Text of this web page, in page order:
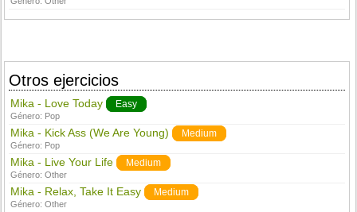
Otros ejercicios
Mika - Love Today Easy
Género: Pop
Mika - Kick Ass (We Are Young) Medium
Género: Pop
Mika - Live Your Life Medium
Género:Other
Mika - Relax, Take It Easy Medium
Género:Other